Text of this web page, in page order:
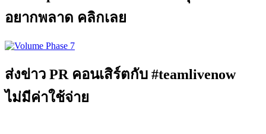
อยากพลาด คลิกเลย
ส่งข่าว PR คอนเสิร์ตกับ #teamlivenow
ไม่มีค่าใช้จ่าย